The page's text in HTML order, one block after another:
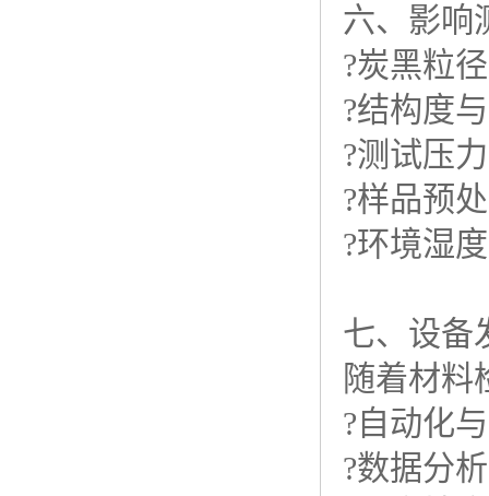
六、影响
?炭黑粒
?结构度
?测试压
?样品预
?环境湿
七、设备
随着材料
?自动化
?数据分